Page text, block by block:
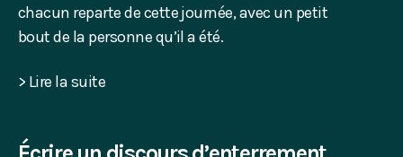
chacun reparte de cette journée, avec un petit
bout de la personne qu’il a été.
> Lire la suite